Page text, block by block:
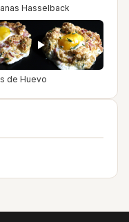
Hasselback
de Huevo